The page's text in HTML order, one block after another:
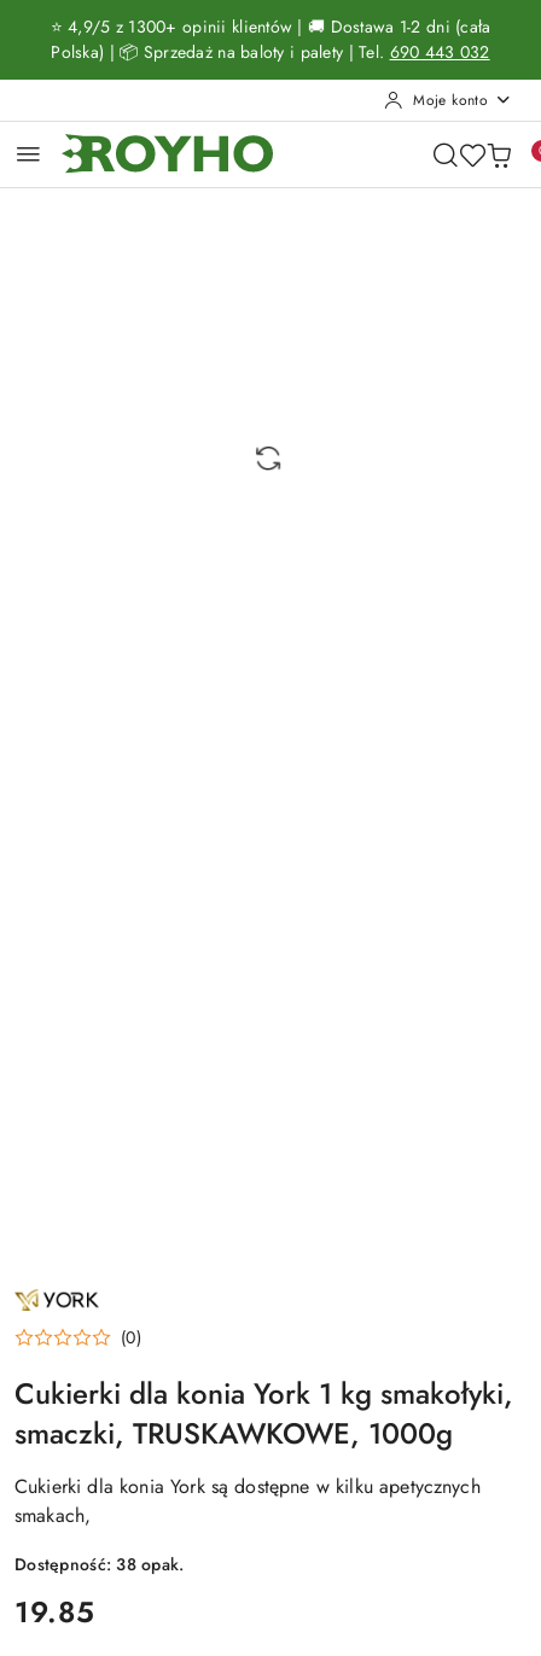
Przejdź do treści głównej
Przejdź do wyszukiwarki
Przejdź do moje konto
Przejdź do menu głównego
Przejdź do opisu produktu
Przejdź do stopki
⭐ 4,9/5 z 1300+ opinii klientów | 🚚 Dostawa 1-2 dni (cała
Polska) | 📦 Sprzedaż na baloty i palety | Tel. 690 443 032
Moje konto
NAZWA
PRODUCENTA:
YORK (0)
Cukierki dla konia York 1 kg smakołyki,
smaczki, TRUSKAWKOWE, 1000g
Cukierki dla konia York są dostępne w kilku apetycznych
smakach,
Dostępność:38opak.
cena:
19.85